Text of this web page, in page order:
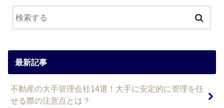
最新記事
不動産の大手管理会社14選！大手に安定的に管理を任
せる際の注意点とは？